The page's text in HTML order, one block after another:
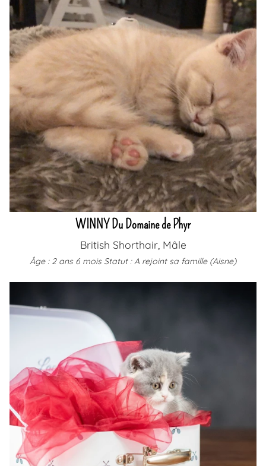
WINNY Du Domaine de Phyr
British Shorthair, Mâle
Âge : 2 ans 6 mois Statut : A rejoint sa famille (Aisne)